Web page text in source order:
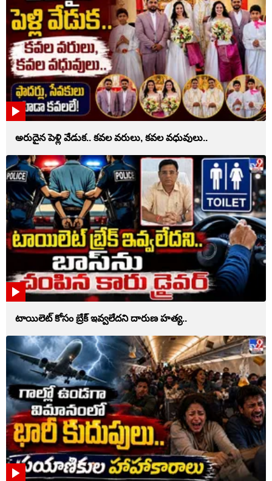
అరుదైన పెళ్లి వేడుక.. కవల వరులు, కవల వధువులు..
టాయిలెట్‌ కోసం బ్రేక్‌ ఇవ్వలేదని దారుణ హత్య..